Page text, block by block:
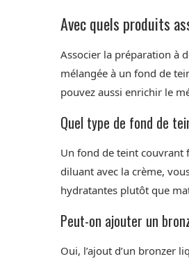
Avec quels produits
Associer la préparation à
mélangée à un fond de
pouvez aussi enrichir le
Quel type de fond de
Un fond de teint couvrant
diluant avec la crème,
hydratantes plutôt que
Peut-on ajouter un
Oui, l’ajout d’un bronzer